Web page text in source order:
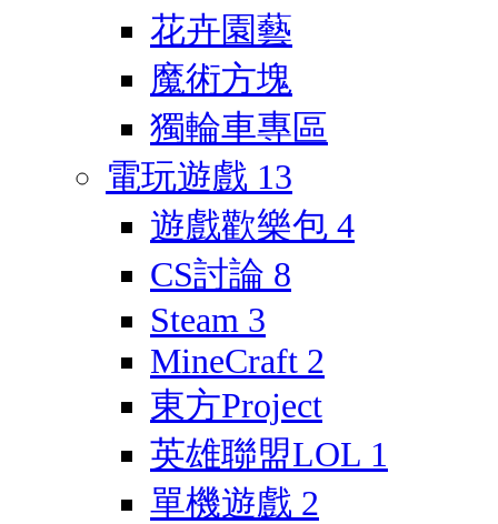
花卉園藝
魔術方塊
獨輪車專區
電玩遊戲 13
遊戲歡樂包 4
CS討論 8
Steam 3
MineCraft 2
東方Project
英雄聯盟LOL 1
單機遊戲 2